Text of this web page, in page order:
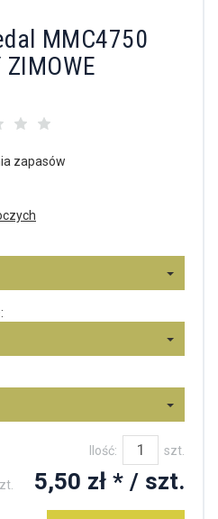
MMC4750
zapasów
Ilość: szt.
5,50 zł * / szt.